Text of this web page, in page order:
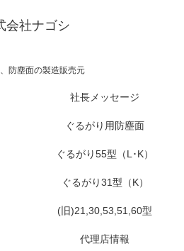
会社ナゴシ
防塵面の製造販売元
社長メッセージ
ぐるがり用防塵面
ぐるがり55型（L･K）
ぐるがり31型（K）
(旧)21,30,53,51,60型
代理店情報